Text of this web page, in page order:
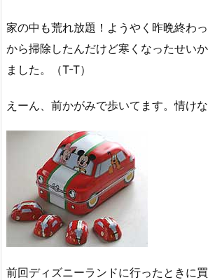
家の中も荒れ放題！ようやく昨晩終わ
から掃除したんだけど寒くなったせい
ました。（T-T）
えーん、前かがみで歩いてます。情けな
前回ディズニーランドに行ったときに